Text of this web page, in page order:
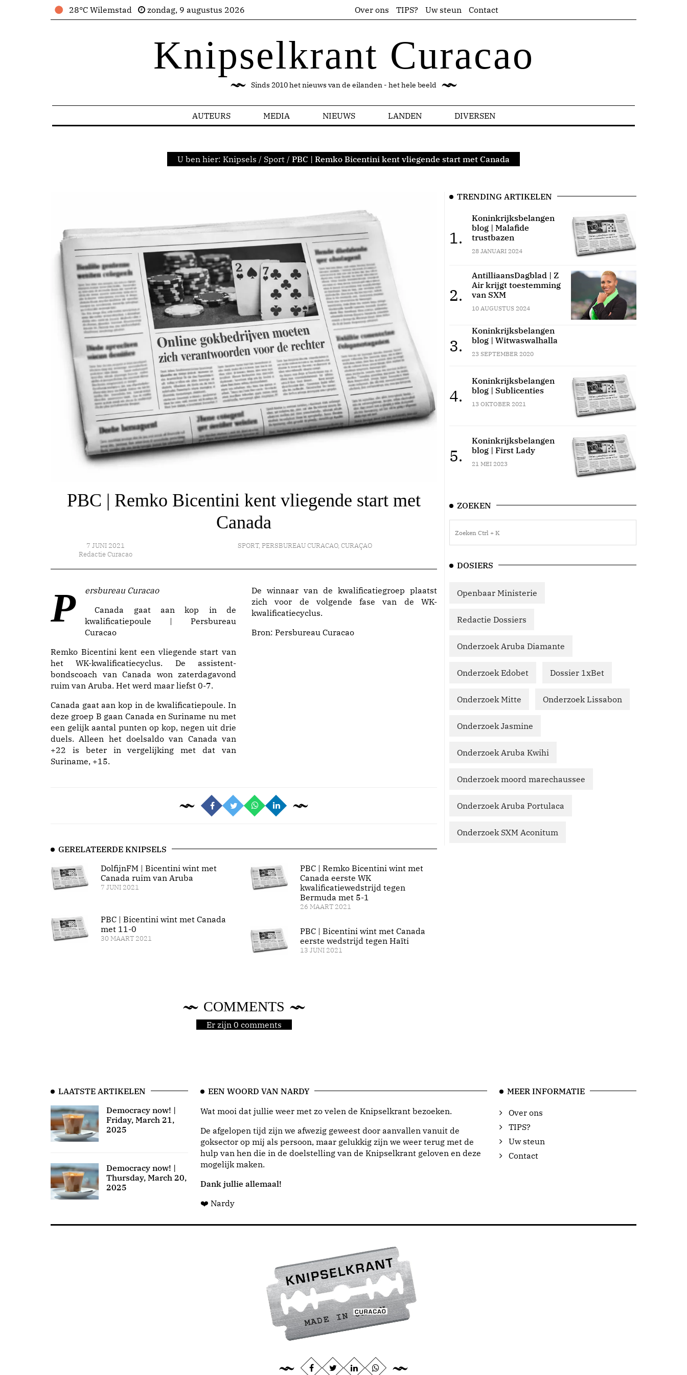
28°C Wilemstad zondag, 9 augustus 2026 Over ons TIPS? Uw steun Contact
Knipselkrant Curacao
Sinds 2010 het nieuws van de eilanden - het hele beeld
AUTEURS MEDIA NIEUWS LANDEN DIVERSEN
U ben hier: Knipsels / Sport / PBC | Remko Bicentini kent vliegende start met Canada
PBC | Remko Bicentini kent vliegende start met
Canada
7 JUNI 2021
Redactie Curacao
SPORT,PERSBUREAU CURACAO,CURAÇAO
Persbureau Curacao
Canada gaat aan kop in de
kwalificatiepoule | Persbureau
Curacao
Remko Bicentini kent een vliegende start van
het WK-kwalificatiecyclus. De assistent-
bondscoach van Canada won zaterdagavond
ruim van Aruba. Het werd maar liefst 0-7.
Canada gaat aan kop in de kwalificatiepoule. In
deze groep B gaan Canada en Suriname nu met
een gelijk aantal punten op kop, negen uit drie
duels. Alleen het doelsaldo van Canada van
+22 is beter in vergelijking met dat van
Suriname, +15.
De winnaar van de kwalificatiegroep plaatst
zich voor de volgende fase van de WK-
kwalificatiecyclus.
Bron: Persbureau Curacao
GERELATEERDE KNIPSELS
DolfijnFM | Bicentini wint met
Canada ruim van Aruba
7 JUNI 2021
PBC | Bicentini wint met Canada
met 11-0
30 MAART 2021
PBC | Remko Bicentini wint met
Canada eerste WK
kwalificatiewedstrijd tegen
Bermuda met 5-1
26 MAART 2021
PBC | Bicentini wint met Canada
eerste wedstrijd tegen Haïti
13 JUNI 2021
COMMENTS
Er zijn 0 comments
TRENDING ARTIKELEN
1.
Koninkrijksbelangen
blog | Malafide
trustbazen
28 JANUARI 2024
2.
AntilliaansDagblad | Z
Air krijgt toestemming
van SXM
10 AUGUSTUS 2024
3.
Koninkrijksbelangen
blog | Witwaswalhalla
23 SEPTEMBER 2020
4.
Koninkrijksbelangen
blog | Sublicenties
13 OKTOBER 2021
5.
Koninkrijksbelangen
blog | First Lady
21 MEI 2023
ZOEKEN
DOSIERS
Openbaar Ministerie
Redactie Dossiers
Onderzoek Aruba Diamante
Onderzoek Edobet Dossier 1xBet
Onderzoek Mitte Onderzoek Lissabon
Onderzoek Jasmine
Onderzoek Aruba Kwihi
Onderzoek moord marechaussee
Onderzoek Aruba Portulaca
Onderzoek SXM Aconitum
LAATSTE ARTIKELEN
Democracy now! |
Friday, March 21,
2025
Democracy now! |
Thursday, March 20,
2025
EEN WOORD VAN NARDY
Wat mooi dat jullie weer met zo velen de Knipselkrant bezoeken.
De afgelopen tijd zijn we afwezig geweest door aanvallen vanuit de
goksector op mij als persoon, maar gelukkig zijn we weer terug met de
hulp van hen die in de doelstelling van de Knipselkrant geloven en deze
mogelijk maken.
Dank jullie allemaal!
❤️ Nardy
MEER INFORMATIE
Over ons
TIPS?
Uw steun
Contact